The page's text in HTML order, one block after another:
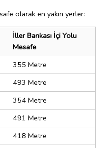
olarak en yakın yerler:
İller Bankası İçi Yolu
Mesafe
355 Metre
493 Metre
354 Metre
491 Metre
418 Metre